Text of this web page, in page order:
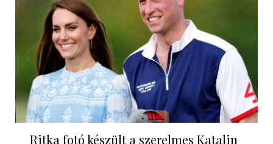
Ritka fotó készült a szerelmes Katalin